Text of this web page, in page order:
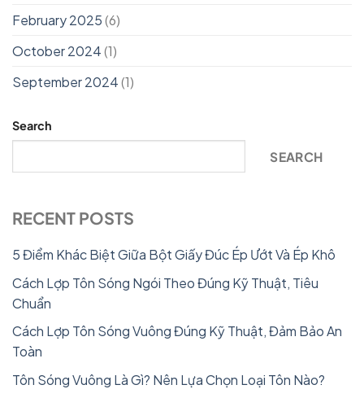
February 2025(6)
October 2024(1)
September 2024(1)
Search
SEARCH
RECENT POSTS
5 Điểm Khác Biệt Giữa Bột Giấy Đúc Ép Ướt Và Ép Khô
Cách Lợp Tôn Sóng Ngói Theo Đúng Kỹ Thuật, Tiêu
Chuẩn
Cách Lợp Tôn Sóng Vuông Đúng Kỹ Thuật, Đảm Bảo An
Toàn
Tôn Sóng Vuông Là Gì? Nên Lựa Chọn Loại Tôn Nào?